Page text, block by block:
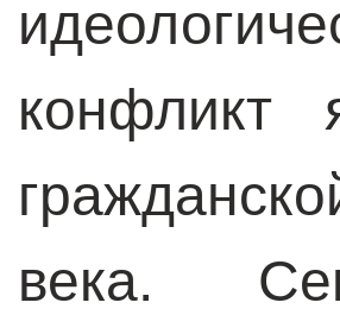
конфликт
века.